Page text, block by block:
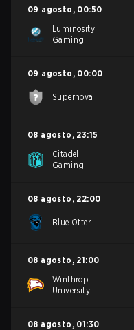
09 agosto , 00:50
Luminosity
Gaming
09 agosto , 00:00
Supernova
08 agosto , 23:15
Citadel
Gaming
08 agosto , 22:00
Blue Otter
08 agosto , 21:00
Winthrop
University
08 agosto , 01:30